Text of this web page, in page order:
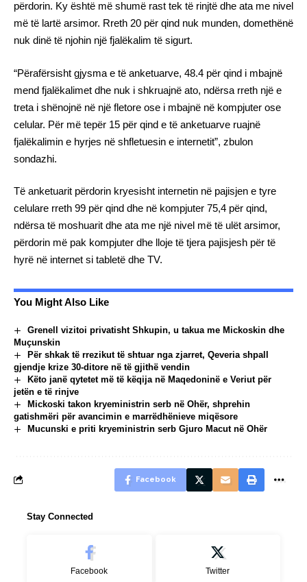
përdorin. Ky është më shumë rast tek të rinjtë dhe ata me nivel
më të lartë arsimor. Rreth 20 për qind nuk munden, domethënë
nuk dinë të njohin një fjalëkalim të sigurt.
“Përafërsisht gjysma e të anketuarve, 48.4 për qind i mbajnë
mend fjalëkalimet dhe nuk i shkruajnë ato, ndërsa rreth një e
treta i shënojnë në një fletore ose i mbajnë në kompjuter ose
celular. Për më tepër 15 për qind e të anketuarve ruajnë
fjalëkalimin e hyrjes në shfletuesin e internetit”, zbulon
sondazhi.
Të anketuarit përdorin kryesisht internetin në pajisjen e tyre
celulare rreth 99 për qind dhe në kompjuter 75,4 për qind,
ndërsa të moshuarit dhe ata me një nivel më të ulët arsimor,
përdorin më pak kompjuter dhe lloje të tjera pajisjesh për të
hyrë në internet si tabletë dhe TV.
You Might Also Like
Grenell vizitoi privatisht Shkupin, u takua me Mickoskin dhe
Muçunskin
Për shkak të rrezikut të shtuar nga zjarret, Qeveria shpall
gjendje krize 30-ditore në të gjithë vendin
Këto janë qytetet më të këqija në Maqedoninë e Veriut për
jetën e të rinjve
Mickoski takon kryeministrin serb në Ohër, shprehin
gatishmëri për avancimin e marrëdhënieve miqësore
Mucunski e priti kryeministrin serb Gjuro Macut në Ohër
Facebook
Stay Connected
Facebook Twitter